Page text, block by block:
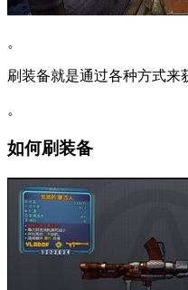
。
刷装备就是通过各种方式来
。
如何刷装备